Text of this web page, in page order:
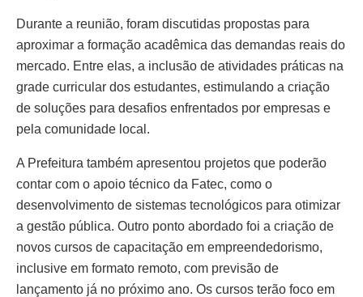
Durante a reunião, foram discutidas propostas para
aproximar a formação acadêmica das demandas reais do
mercado. Entre elas, a inclusão de atividades práticas na
grade curricular dos estudantes, estimulando a criação
de soluções para desafios enfrentados por empresas e
pela comunidade local.
A Prefeitura também apresentou projetos que poderão
contar com o apoio técnico da Fatec, como o
desenvolvimento de sistemas tecnológicos para otimizar
a gestão pública. Outro ponto abordado foi a criação de
novos cursos de capacitação em empreendedorismo,
inclusive em formato remoto, com previsão de
lançamento já no próximo ano. Os cursos terão foco em